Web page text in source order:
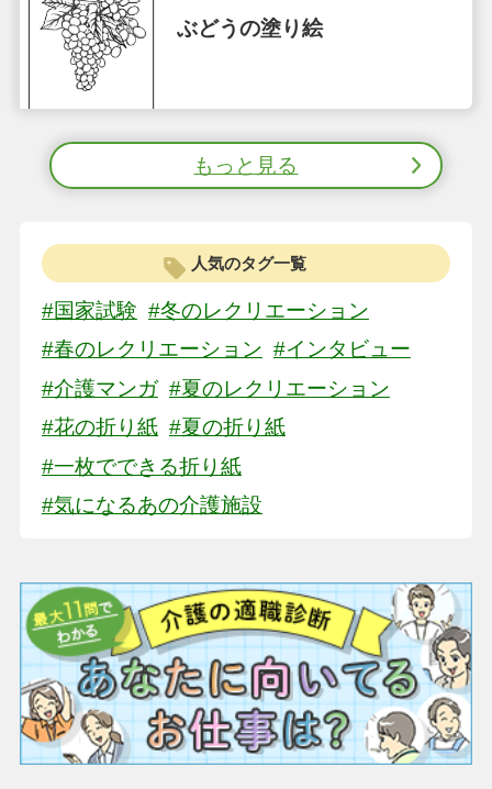
ぶどうの塗り絵
もっと見る
人気のタグ一覧
#国家試験 #冬のレクリエーション
#春のレクリエーション #インタビュー
#介護マンガ #夏のレクリエーション
#花の折り紙 #夏の折り紙
#一枚でできる折り紙
#気になるあの介護施設